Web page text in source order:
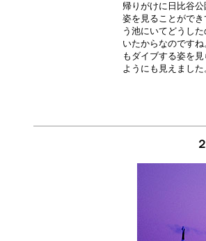
帰りがけに日比谷
姿を見ることがで
う池にいてどうし
いたからなのです
もダイブする姿を